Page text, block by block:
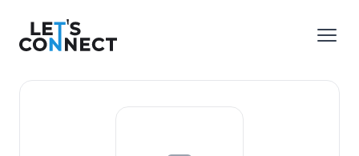
Let's Connect